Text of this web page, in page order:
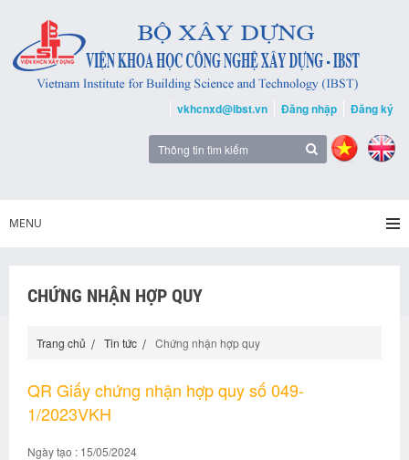
vkhcnxd@ibst.vn Đăng nhập Đăng ký
MENU
CHỨNG NHẬN HỢP QUY
Trang chủ Tin tức Chứng nhận hợp quy
QR Giấy chứng nhận hợp quy số 049-
1/2023VKH
Ngày tạo : 15/05/2024